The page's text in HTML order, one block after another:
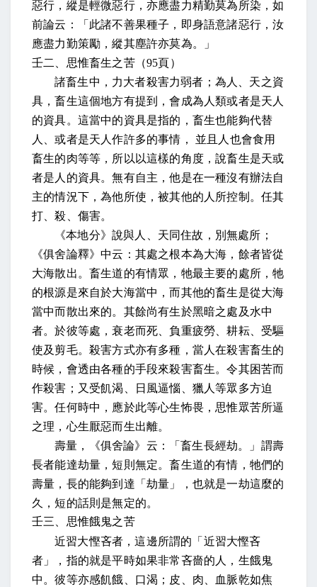
惡行，縱是輕微惡行，亦應盡力精勤莫為所染，如
前論云：「此諸不善果種子，即身語意諸惡行，汝
應盡力勤策勵，縱其塵許亦莫為。
」
壬二、思惟畜生之苦（95頁）
諸畜生中，力大者殺害力弱者；為人、天之資
具 ，畜生這個地方有提到，會成為人類或者是天人
的資具。這當中的資具是指的，畜生也能夠代替
人、或者是天人作許多的事情，
並且人也會食用
畜生的肉等等，所以以這樣的角度，說畜生是天或
者是人的資具。無有自主 ，他是在一種沒有辦法自
主的情況下，為他所使 ，被其他的人所控制。任其
打、殺、傷害。
《本地分》說與人、天同住故，別無處所；
《俱舍論釋》中云：其處之根本為大海，餘者皆從
大海散出 。畜生道的有情眾，牠最主要的處所，牠
的根源是來自於大海當中，而其他的畜生是從大海
當中而散出來的。 其餘尚有生於黑暗之處及水中
者。於彼等處，衰老而死、負重疲勞、耕耘、受驅
使及剪毛。殺害方式亦有多種 ，當人在殺害畜生的
時候，會透由各種的手段來殺害畜生。令其困苦而
作殺害；又受飢渴、日風逼惱、獵人等眾多方迫
害。任何時中，應於此等心生怖畏，思惟眾苦所逼
之理，心生厭惡而生出離。
壽量，《俱舍論》云：「畜生長經劫。」謂壽
長者能達劫量，短則無定。畜生道的有情，牠們的
壽量，長的能夠到達「劫量」，也就是一劫這麼的
久，短的話則是無定的。
壬三、思惟餓鬼之苦
近習大慳吝者 ，這邊所謂的「近習大慳吝
者」，指的就是平時如果非常吝嗇的人， 生餓鬼
中。彼等亦感飢餓、口渴；皮、肉、血脈乾如焦